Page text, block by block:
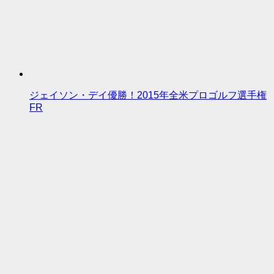
ジェイソン・デイ優勝！2015年全米プロゴルフ選手権
FR